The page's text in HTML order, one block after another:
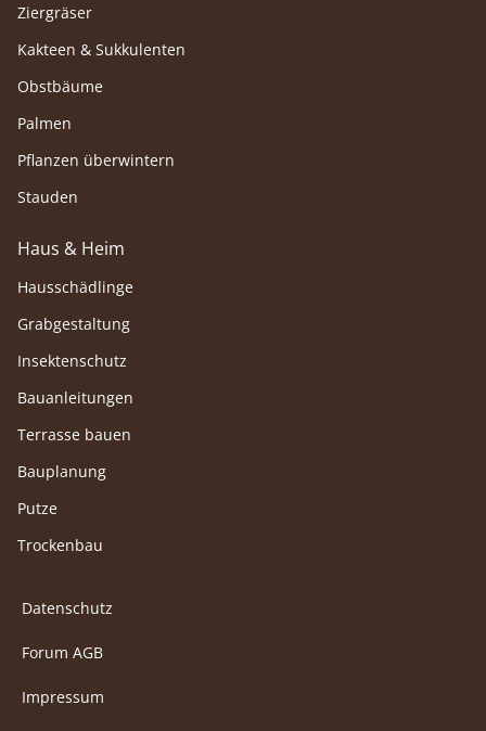
Ziergräser
Kakteen & Sukkulenten
Obstbäume
Palmen
Pflanzen überwintern
Stauden
Haus & Heim
Hausschädlinge
Grabgestaltung
Insektenschutz
Bauanleitungen
Terrasse bauen
Bauplanung
Putze
Trockenbau
Datenschutz
Forum AGB
Impressum